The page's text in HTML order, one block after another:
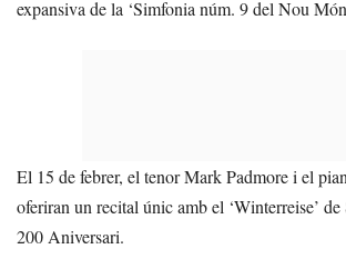
expansiva de la ‘Simfonia núm. 9 del Nou
El 15 de febrer, el tenor Mark Padmore i el
oferiran un recital únic amb el ‘Winterreise’ de
200 Aniversari.